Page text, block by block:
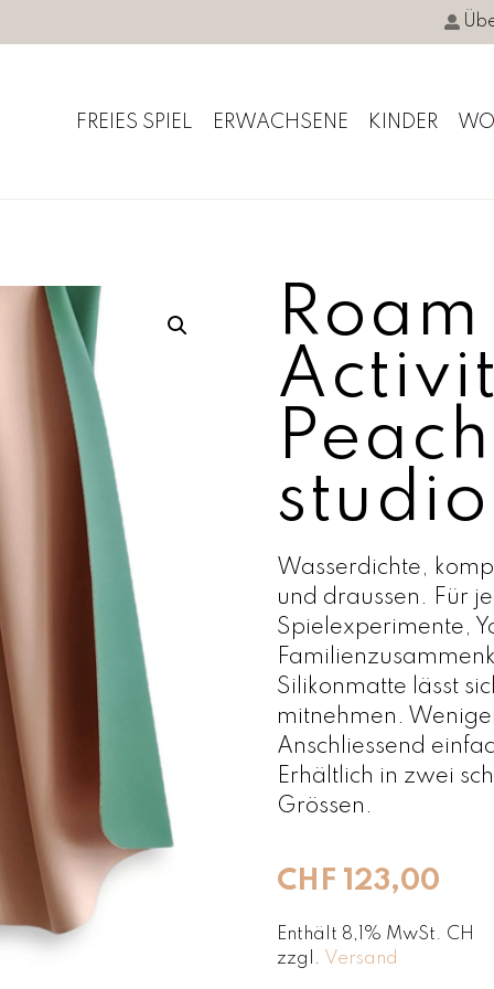
FREIES SPIEL ERWACHSENE KINDER
CHF 123,00
Enthält 8,1% MwSt. CH
zzgl. Versand
Wasserdichte,
und draussen. Für
Spielexperimente,
Silikonmatte lässt
mitnehmen.
Anschliessend
Erhältlich in zwei
Grössen.